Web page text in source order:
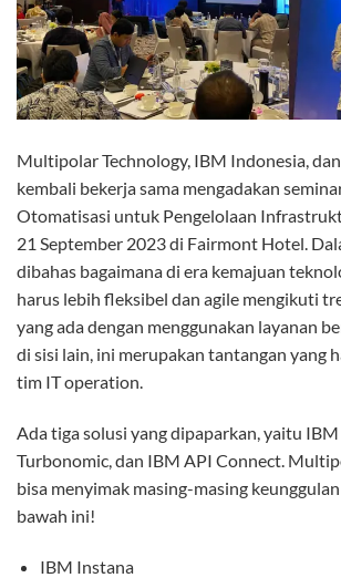
Multipolar Technology, IBM Indonesia,
kembali bekerja sama mengadakan
Otomatisasi untuk Pengelolaan
21 September 2023 di Fairmont Hotel.
dibahas bagaimana di era kemajuan
harus lebih fleksibel dan agile mengikuti
yang ada dengan menggunakan layanan
di sisi lain, ini merupakan tantangan yang
tim IT operation.
Ada tiga solusi yang dipaparkan, yaitu
Turbonomic, dan IBM API Connect.
bisa menyimak masing-masing
bawah ini!
IBM Instana